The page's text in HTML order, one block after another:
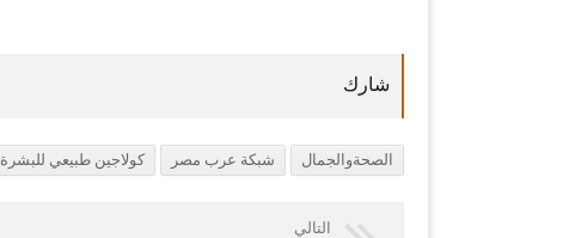
الصحةوالجمال شبكة عرب مصر كولاجين طبيعي للبشرة
التالي